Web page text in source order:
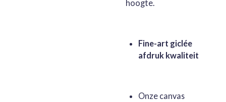
hoogte.
Fine-art giclée
afdruk kwaliteit
Onze canvas